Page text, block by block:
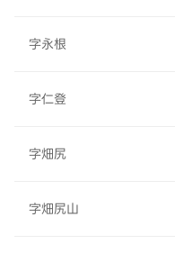
字永根
字仁登
字畑尻
字畑尻山